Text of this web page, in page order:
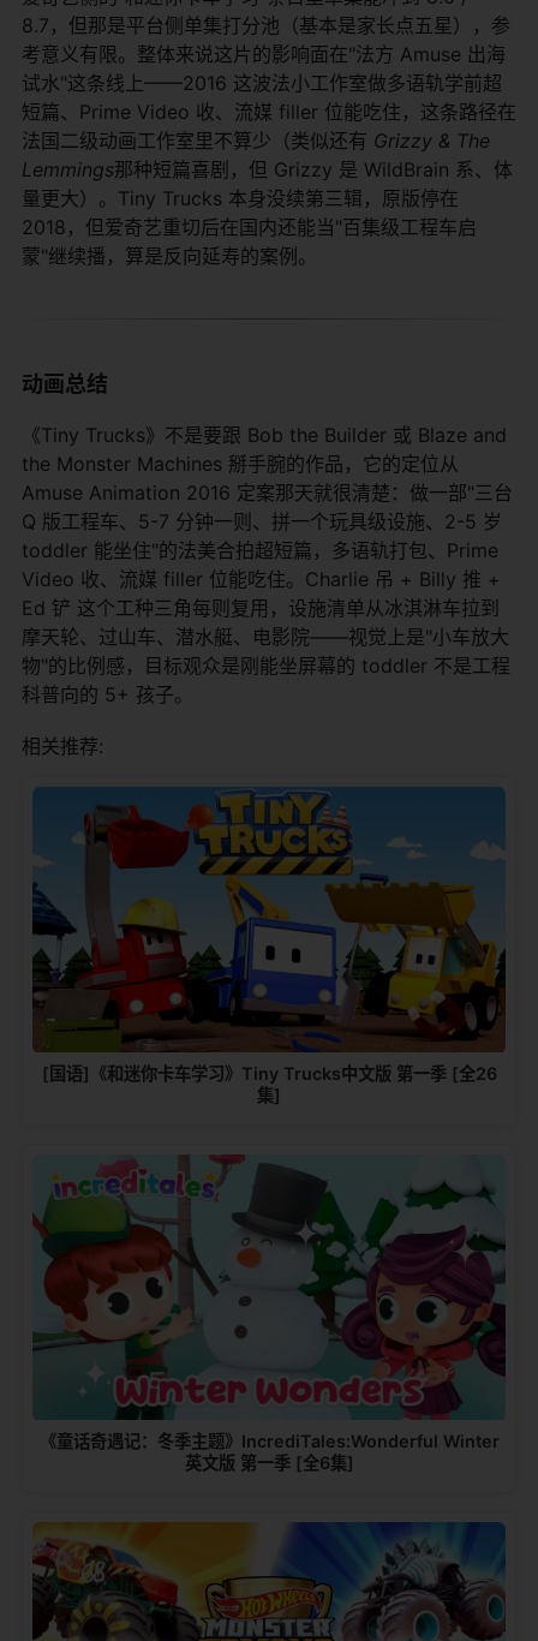
8.7，但那是平台侧单集打分池（基本是家长点五星），参
考意义有限。整体来说这片的影响面在"法方 Amuse 出海
试水"这条线上——2016 这波法小工作室做多语轨学前超
短篇、Prime Video 收、流媒 filler 位能吃住，这条路径在
法国二级动画工作室里不算少（类似还有 Grizzy & The
Lemmings那种短篇喜剧，但 Grizzy 是 WildBrain 系、体
量更大）。Tiny Trucks 本身没续第三辑，原版停在
2018，但爱奇艺重切后在国内还能当"百集级工程车启
蒙"继续播，算是反向延寿的案例。
动画总结
《Tiny Trucks》不是要跟 Bob the Builder 或 Blaze and
the Monster Machines 掰手腕的作品，它的定位从
Amuse Animation 2016 定案那天就很清楚：做一部"三台
Q 版工程车、5-7 分钟一则、拼一个玩具级设施、2-5 岁
toddler 能坐住"的法美合拍超短篇，多语轨打包、Prime
Video 收、流媒 filler 位能吃住。Charlie 吊 + Billy 推 +
Ed 铲 这个工种三角每则复用，设施清单从冰淇淋车拉到
摩天轮、过山车、潜水艇、电影院——视觉上是"小车放大
物"的比例感，目标观众是刚能坐屏幕的 toddler 不是工程
科普向的 5+ 孩子。
相关推荐:
[国语]《和迷你卡车学习》Tiny Trucks中文版 第一季 [全26
集]
《童话奇遇记：冬季主题》IncrediTales:Wonderful Winter
英文版 第一季 [全6集]